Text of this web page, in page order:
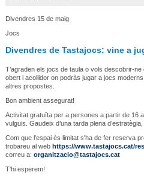
Divendres 15 de maig
Jocs
Divendres de Tastajocs: vine a
T’agraden els jocs de taula o vols descobrir-ne
obert i acollidor on podràs jugar a jocs
altres propostes.
Bon ambient assegurat!
Activitat gratuïta per a persones a partir de 16
vulguis. Gaudeix d’una tarda plena
Com que l'espai és limitat s'ha de fer reserva
trobareu al web https://www.tastajocs.cat/
correu a: organitzacio@tastajocs.cat
T'hi esperem!